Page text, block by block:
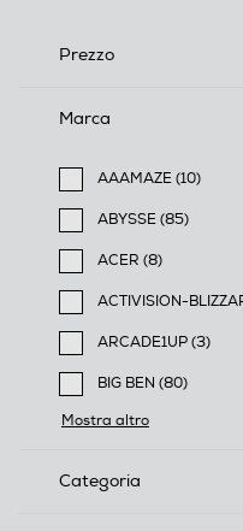
Prezzo
Marca
AAAMAZE (10)
Filtra per Marca:
ABYSSE (85)
Filtra per Marca:
ACER (8)
Filtra per Marca: ACER
ACTIVISION-
Filtra per Marca:
ARCADE1UP (3)
Filtra per Marca:
BIG BEN (80)
Filtra per Marca: BIG
Mostra altro
Categoria